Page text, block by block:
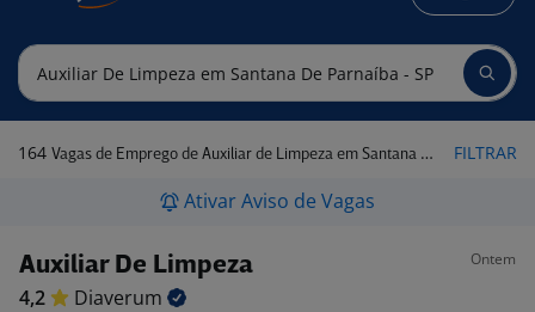
164 Vagas de Emprego de Auxiliar de Limpeza em Santana de Parnaíba - SP FILTRAR
Ativar Aviso de Vagas
Auxiliar De Limpeza Ontem
4,2
Diaverum